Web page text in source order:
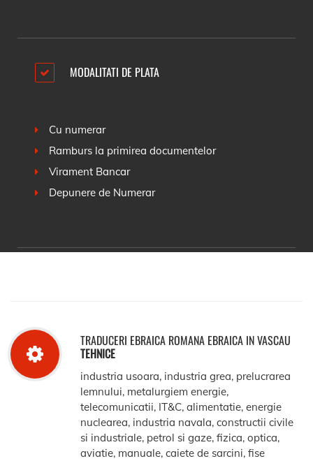
MODALITATI DE PLATA
Cu numerar
Ramburs la primirea documentelor
Virament Bancar
Depunere de Numerar
TRADUCERI EBRAICA ROMANA EBRAICA IN VASCAU
TEHNICE
industria usoara, industria grea, prelucrarea
lemnului, metalurgiem energie,
telecomunicatii, IT&C, alimentatie, energie
nuclearea, industria navala, constructii civile
si industriale, petrol si gaze, fizica, optica,
aviatie, manuale, caiete de sarcini, fise